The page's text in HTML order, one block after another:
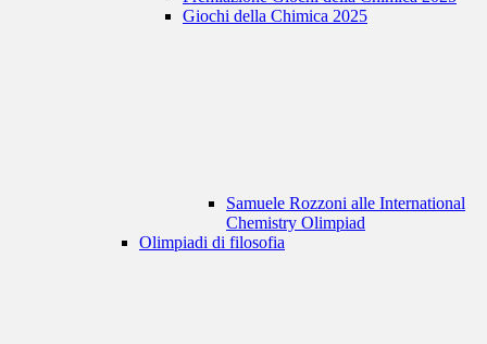
Giochi della Chimica 2025
Samuele Rozzoni alle International
Chemistry Olimpiad
Olimpiadi di filosofia